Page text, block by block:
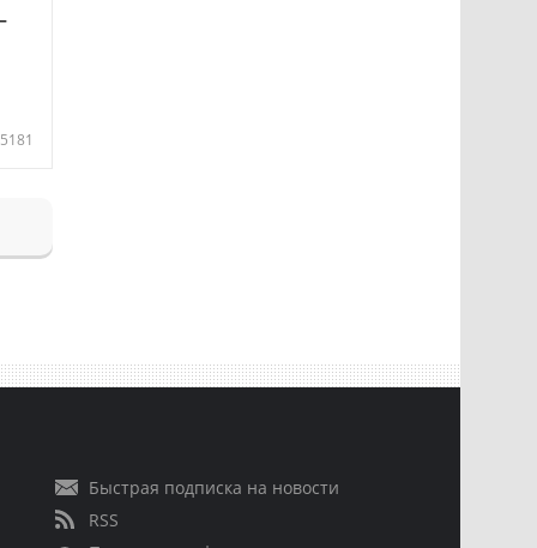
5181
Быстрая подписка на новости
RSS